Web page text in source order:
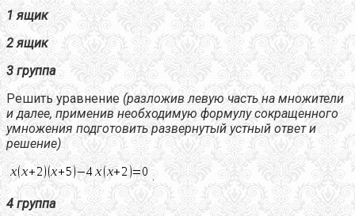
1 ящик
2 ящик
3 группа
Решить уравнение (разложив левую часть на множители
и далее, применив необходимую формулу сокращенного
умножения подготовить развернутый устный ответ и
решение)
.
4 группа